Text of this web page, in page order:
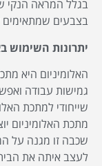
בגלל המראה הנקי
בצבעים שמתאימים
יתרונות השימוש
האלומיניום היא
גמישות עבודה
שייחודי למתכת
מתכת האלומיניום
שכבה זו מגנה על
לעצב איתה את